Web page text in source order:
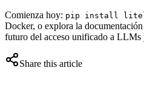
Comienza hoy: pip install
Docker, o explora la
futuro del acceso unificado a LLMs
Share this article